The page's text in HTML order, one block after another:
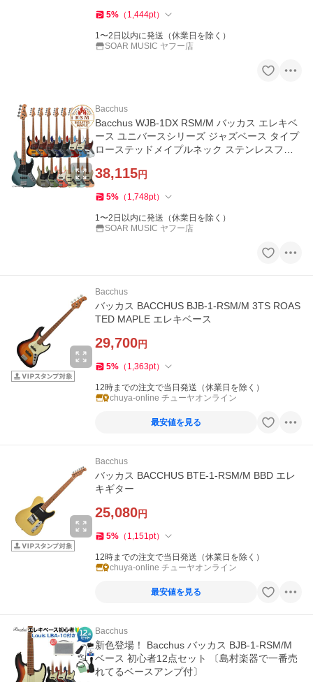
5% （ 1,444pt）
1〜2日以内に発送（休業日を除く）
SOAR MUSIC ヤフー店
Bacchus
Bacchus WJB-1DX RSM/M バッカス エレキベ
ース ユニバースシリーズ ジャズベース タイプ
ローステッドメイプルネック ステンレスフレ
38,115円
5% （ 1,748pt）
1〜2日以内に発送（休業日を除く）
SOAR MUSIC ヤフー店
Bacchus
バッカス BACCHUS BJB-1-RSM/M 3TS ROAS
TED MAPLE エレキベース
29,700円
5% （ 1,363pt）
12時までの注文で当日発送（休業日を除く）
chuya-online チューヤオンライン
最安値を見る
Bacchus
バッカス BACCHUS BTE-1-RSM/M BBD エレ
キギター
25,080円
5% （ 1,151pt）
12時までの注文で当日発送（休業日を除く）
chuya-online チューヤオンライン
最安値を見る
Bacchus
新色登場！ Bacchus バッカス BJB-1-RSM/M
ベース 初心者12点セット 〔島村楽器で一番売
れてるベースアンプ付〕